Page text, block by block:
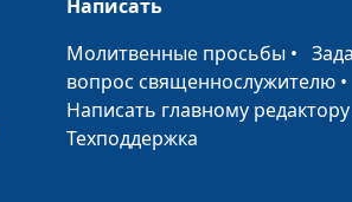
Написать
Молитвенные просьбы •
вопрос священнослужителю •
Написать главному редактору
Техподдержка